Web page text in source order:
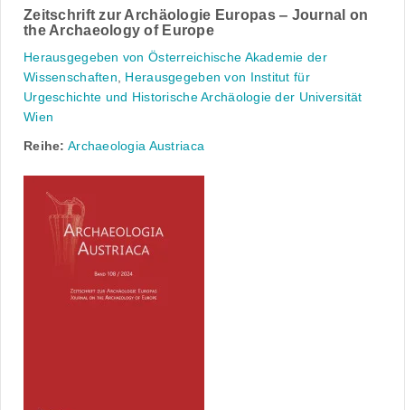
Zeitschrift zur Archäologie Europas ‒ Journal on
the Archaeology of Europe
Herausgegeben von Österreichische Akademie der
Wissenschaften, Herausgegeben von Institut für
Urgeschichte und Historische Archäologie der Universität
Wien
Reihe: Archaeologia Austriaca